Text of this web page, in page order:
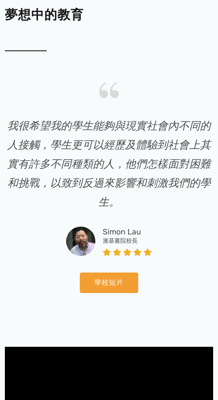
夢想中的教育
我很希望我的學生能夠與現實社會內不同的
人接觸，學生更可以經歷及體驗到社會上其
實有許多不同種類的人，他們怎樣面對困難
和挑戰，以致到反過來影響和刺激我們的學
生。
Simon Lau
滙基書院校長
學校短片